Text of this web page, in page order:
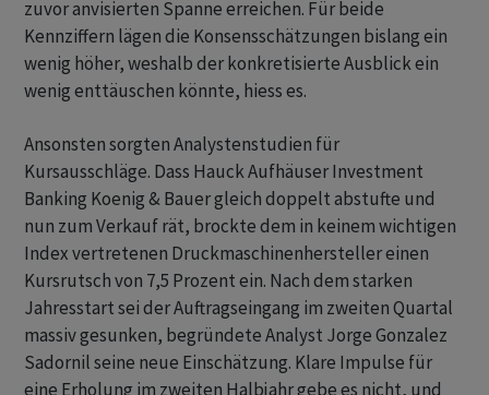
zuvor anvisierten Spanne erreichen. Für beide
Kennziffern lägen die Konsensschätzungen bislang ein
wenig höher, weshalb der konkretisierte Ausblick ein
wenig enttäuschen könnte, hiess es.
Ansonsten sorgten Analystenstudien für
Kursausschläge. Dass Hauck Aufhäuser Investment
Banking Koenig & Bauer gleich doppelt abstufte und
nun zum Verkauf rät, brockte dem in keinem wichtigen
Index vertretenen Druckmaschinenhersteller einen
Kursrutsch von 7,5 Prozent ein. Nach dem starken
Jahresstart sei der Auftragseingang im zweiten Quartal
massiv gesunken, begründete Analyst Jorge Gonzalez
Sadornil seine neue Einschätzung. Klare Impulse für
eine Erholung im zweiten Halbjahr gebe es nicht, und